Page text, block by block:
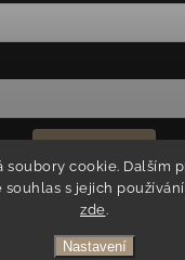
soubory cookie. Dalším
s jejich
zde.
Nastavení